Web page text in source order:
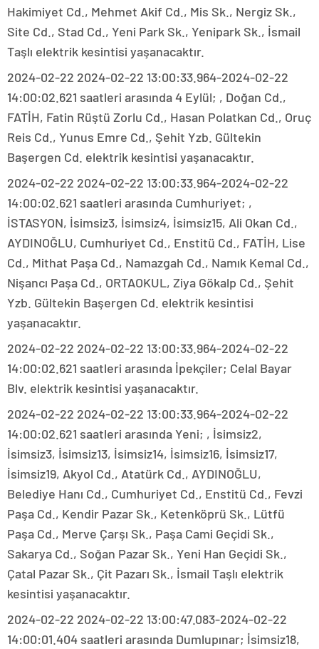
Hakimiyet Cd., Mehmet Akif Cd., Mis Sk., Nergiz Sk.,
Site Cd., Stad Cd., Yeni Park Sk., Yenipark Sk., İsmail
Taşlı elektrik kesintisi yaşanacaktır.
2024-02-22 2024-02-22 13:00:33.964-2024-02-22
14:00:02.621 saatleri arasında 4 Eylül; , Doğan Cd.,
FATİH, Fatin Rüştü Zorlu Cd., Hasan Polatkan Cd., Oruç
Reis Cd., Yunus Emre Cd., Şehit Yzb. Gültekin
Başergen Cd. elektrik kesintisi yaşanacaktır.
2024-02-22 2024-02-22 13:00:33.964-2024-02-22
14:00:02.621 saatleri arasında Cumhuriyet; ,
İSTASYON, İsimsiz3, İsimsiz4, İsimsiz15, Ali Okan Cd.,
AYDINOĞLU, Cumhuriyet Cd., Enstitü Cd., FATİH, Lise
Cd., Mithat Paşa Cd., Namazgah Cd., Namık Kemal Cd.,
Nişancı Paşa Cd., ORTAOKUL, Ziya Gökalp Cd., Şehit
Yzb. Gültekin Başergen Cd. elektrik kesintisi
yaşanacaktır.
2024-02-22 2024-02-22 13:00:33.964-2024-02-22
14:00:02.621 saatleri arasında İpekçiler; Celal Bayar
Blv. elektrik kesintisi yaşanacaktır.
2024-02-22 2024-02-22 13:00:33.964-2024-02-22
14:00:02.621 saatleri arasında Yeni; , İsimsiz2,
İsimsiz3, İsimsiz13, İsimsiz14, İsimsiz16, İsimsiz17,
İsimsiz19, Akyol Cd., Atatürk Cd., AYDINOĞLU,
Belediye Hanı Cd., Cumhuriyet Cd., Enstitü Cd., Fevzi
Paşa Cd., Kendir Pazar Sk., Ketenköprü Sk., Lütfü
Paşa Cd., Merve Çarşı Sk., Paşa Cami Geçidi Sk.,
Sakarya Cd., Soğan Pazar Sk., Yeni Han Geçidi Sk.,
Çatal Pazar Sk., Çit Pazarı Sk., İsmail Taşlı elektrik
kesintisi yaşanacaktır.
2024-02-22 2024-02-22 13:00:47.083-2024-02-22
14:00:01.404 saatleri arasında Dumlupınar; İsimsiz18,